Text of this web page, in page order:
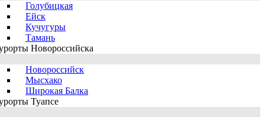
Голубицкая
Ейск
Кучугуры
Тамань
Новороссийска
Новороссийск
Мысхако
Широкая Балка
Туапсе